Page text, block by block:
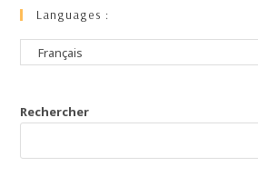
Languages :
Rechercher